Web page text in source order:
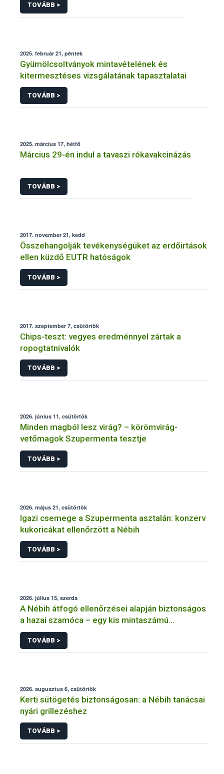
TOVÁBB >
2025. február 21, péntek
Gyümölcsoltványok mintavételének és
kitermesztéses vizsgálatának tapasztalatai
TOVÁBB >
2025. március 17, hétfő
Március 29-én indul a tavaszi rókavakcinázás
TOVÁBB >
2017. november 21, kedd
Összehangolják tevékenységüket az erdőirtások
ellen küzdő EUTR hatóságok
TOVÁBB >
2017. szeptember 7, csütörtök
Chips-teszt: vegyes eredménnyel zártak a
ropogtatnivalók
TOVÁBB >
2026. június 11, csütörtök
Minden magból lesz virág? – körömvirág-
vetőmagok Szupermenta tesztje
TOVÁBB >
2026. május 21, csütörtök
Igazi csemege a Szupermenta asztalán: konzerv
kukoricákat ellenőrzött a Nébih
TOVÁBB >
2026. július 15, szerda
A Nébih átfogó ellenőrzései alapján biztonságos
a hazai szamóca – egy kis mintaszámú
tanulmány indokolatlan aggodalmat kelthet
TOVÁBB >
2026. augusztus 6, csütörtök
Kerti sütögetés biztonságosan: a Nébih tanácsai
nyári grillezéshez
TOVÁBB >